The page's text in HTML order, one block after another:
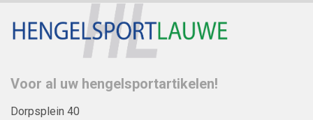
Voor al uw hengelsportartikelen!
Dorpsplein 40